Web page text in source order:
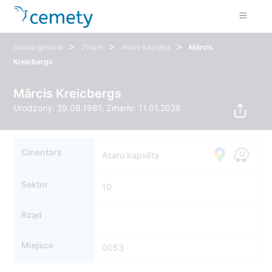
Strona główna > Zmarli > Asaru kapsēta >
Mārcis
Kreicbergs
Mārcis Kreicbergs
Urodzony: 29.08.1981, Zmarły: 11.01.2026
Cmentarz Asaru kapsēta
Sektor 10
Rząd
Miejsce 0053